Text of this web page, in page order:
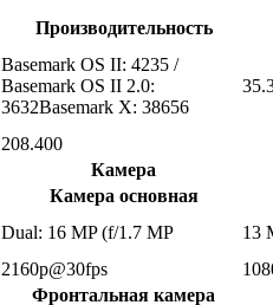
Производительность
Basemark OS II: 4235 /
Basemark OS II 2.0:
3632Basemark X: 38656
208.400
Камера
Камера основная
Dual: 16 MP (f/1.7 MP
13
2160p@30fps
Фронтальная камера